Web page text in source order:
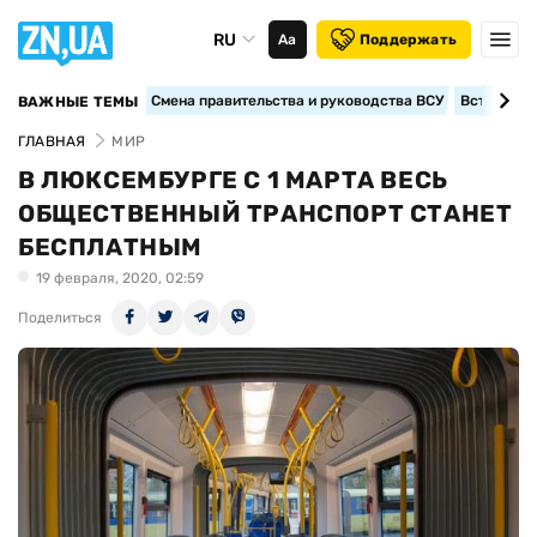
RU Аа Поддержать
ВАЖНЫЕ ТЕМЫ Смена правительства и руководства ВСУ
ГЛАВНАЯ МИР
В ЛЮКСЕМБУРГЕ С 1 МАРТА ВЕСЬ
ОБЩЕСТВЕННЫЙ ТРАНСПОРТ СТАНЕТ
БЕСПЛАТНЫМ
19 февраля, 2020, 02:59
Поделиться